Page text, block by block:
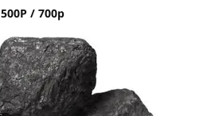
500Р / 700р